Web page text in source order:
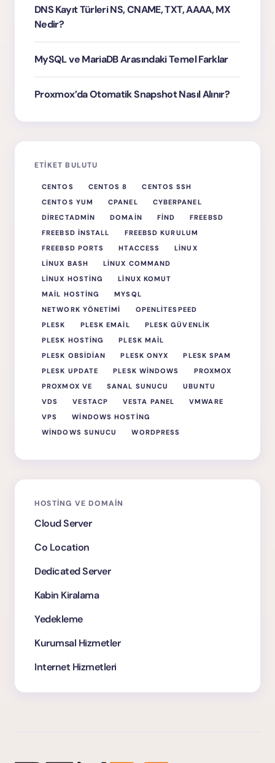
DNS Kayıt Türleri NS, CNAME, TXT, AAAA, MX
Nedir?
MySQL ve MariaDB Arasındaki Temel Farklar
Proxmox’da Otomatik Snapshot Nasıl Alınır?
ETIKET BULUTU
CENTOS CENTOS 8
CENTOS SSH
CENTOS YUM
CPANEL
CYBERPANEL
DIRECTADMIN
DOMAIN FIND
FREEBSD
FREEBSD INSTALL
FREEBSD KURULUM
FREEBSD PORTS
HTACCESS
LINUX
LINUX BASH
LINUX COMMAND
LINUX HOSTING
LINUX KOMUT
MAIL HOSTING
MYSQL
NETWORK YÖNETIMI
OPENLITESPEED
PLESK
PLESK EMAIL
PLESK GÜVENLIK
PLESK HOSTING
PLESK MAIL
PLESK OBSIDIAN
PLESK ONYX
PLESK SPAM
PLESK UPDATE
PLESK WINDOWS
PROXMOX
PROXMOX VE
SANAL SUNUCU
UBUNTU
VDS
VESTACP VESTA PANEL
VMWARE
VPS
WINDOWS HOSTING
WINDOWS SUNUCU
WORDPRESS
HOSTING VE DOMAIN
Cloud Server
Co Location
Dedicated Server
Kabin Kiralama
Yedekleme
Kurumsal Hizmetler
Internet Hizmetleri